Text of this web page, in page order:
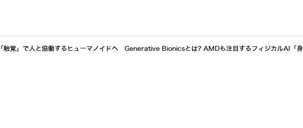
「触覚」で人と協働するヒューマノイドへ Generative Bionicsとは? AMDも注目するフィジカルAI「身